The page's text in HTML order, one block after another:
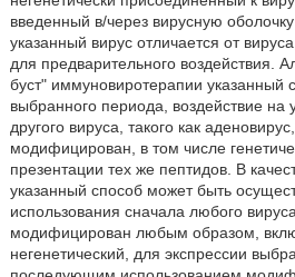
введенный в/через вирусную
указанный вирус отличается от
для предварительного воздействия.
буст" иммуновиротерапии указанный
выбранного периода, воздействие на
другого вируса, такого как
модифицирован, в том числе
презентации тех же пептидов. В
указанный способ может быть
использования сначала любого
модифицирован любым образом,
негенетический, для экспрессии